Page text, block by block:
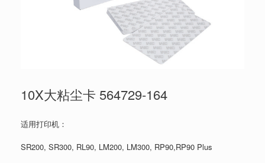
10X大粘尘卡 564729-164
适用打印机：
SR200, SR300, RL90, LM200, LM300, RP90,RP90 Plus